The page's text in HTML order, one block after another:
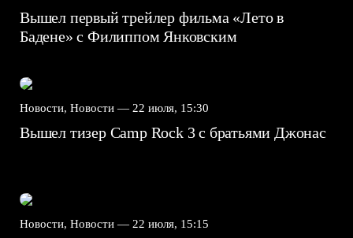
Вышел первый трейлер фильма «Лето в
Бадене» с Филиппом Янковским
Новости, Новости — 22 июля, 15:30
Вышел тизер Camp Rock 3 с братьями Джонас
Новости, Новости — 22 июля, 15:15